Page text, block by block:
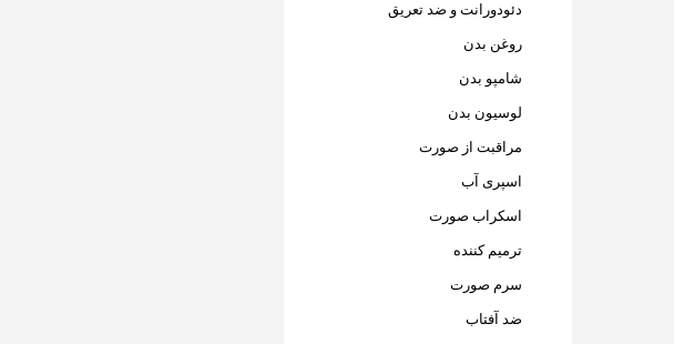
دئودورانت و ضد تعریق
روغن بدن
شامپو بدن
لوسیون بدن
مراقبت از صورت
اسپری آب
اسکراب صورت
ترمیم کننده
سرم صورت
ضد آفتاب